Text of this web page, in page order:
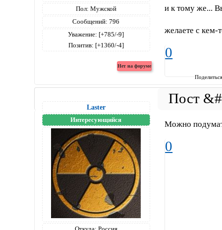
Пол: Мужской
Сообщений: 796
Уважение: [+785/-9]
Позитив: [+1360/-4]
и к тому же...
желаете с кем-
0
Laster
Интересующийся Можно
0